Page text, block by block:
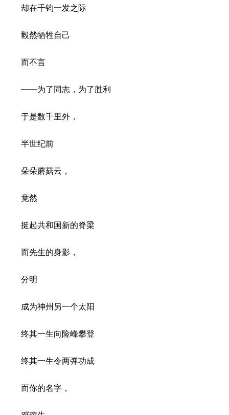
却在千钧一发之际
毅然牺牲自己
而不言
——为了同志，为了胜利
于是数千里外，
半世纪前
朵朵蘑菇云，
竟然
挺起共和国新的脊梁
而先生的身影，
分明
成为神州另一个太阳
终其一生向险峰攀登
终其一生令两弹功成
而你的名字，